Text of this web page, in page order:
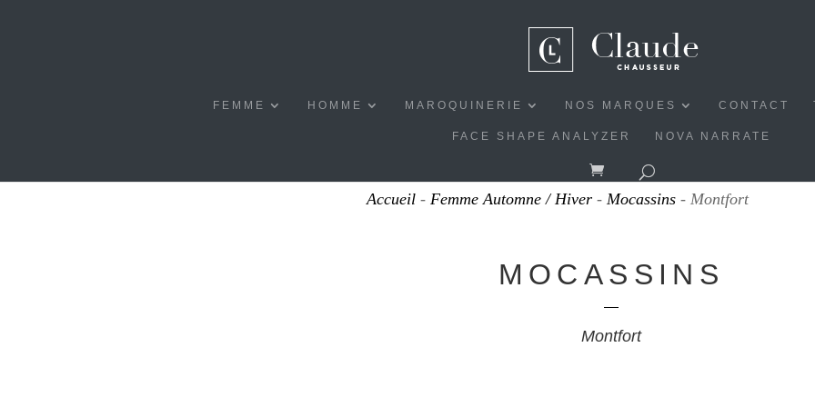
FEMME HOMME MAROQUINERIE NOS MARQUES CONTACT
FACE SHAPE ANALYZER NOVA NARRATE
Accueil - Femme Automne / Hiver - Mocassins - Montfort
MOCASSINS
Montfort